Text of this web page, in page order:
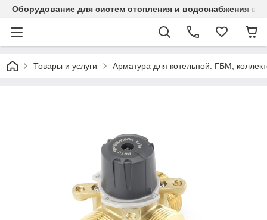
Оборудование для систем отопления и водоснабжения в
Товары и услуги Арматура для котельной: ГБМ,